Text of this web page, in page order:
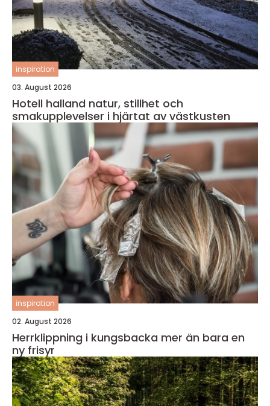
inspiration
03. August 2026
Hotell halland natur, stillhet och
smakupplevelser i hjärtat av västkusten
inspiration
02. August 2026
Herrklippning i kungsbacka mer än bara en
ny frisyr